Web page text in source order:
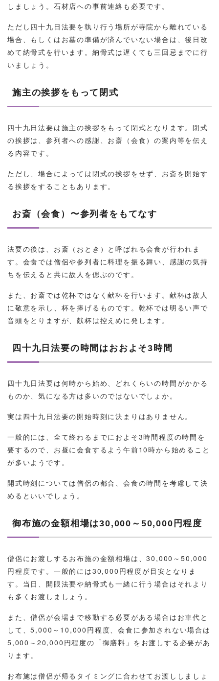
しましょう。石材店への事前連絡も必要です。
ただし四十九日法要を執り行う場所が寺院から離れている
場合、もしくはお墓の準備が済んでいない場合は、後日改
めて納骨式を行います。納骨式は遅くても三回忌までに行
いましょう。
施主の挨拶をもって閉式
四十九日法要は施主の挨拶をもって閉式となります。閉式
の挨拶は、参列者への感謝、お斎（会食）の案内等を伝え
る内容です。
ただし、場合によっては閉式の挨拶をせず、お斎を開始す
る挨拶をすることもあります。
お斎（会食）〜参列者をもてなす
法要の後は、お斎（おとき）と呼ばれる会食が行われま
す。会食では僧侶や参列者に料理を振る舞い、感謝の気持
ちを伝えると共に故人を偲ぶのです。
また、お斎では乾杯ではなく献杯を行います。献杯は故人
に敬意を示し、杯を捧げるものです。乾杯では明るい声で
音頭をとりますが、献杯は控えめに発します。
四十九日法要の時間はおおよそ3時間
四十九日法要は何時から始め、どれくらいの時間がかかる
ものか、気になる方は多いのではないでしょか。
実は四十九日法要の開始時刻に決まりはありません。
一般的には、全て終わるまでにおよそ3時間程度の時間を
要するので、お昼に会食するよう午前10時から始めること
が多いようです。
開式時刻については僧侶の都合、会食の時間を考慮して決
めるといいでしょう。
御布施の金額相場は30,000～50,000円程度
僧侶にお渡しするお布施の金額相場は、30,000～50,000
円程度です。一般的には30,000円程度が目安となりま
す。当日、開眼法要や納骨式も一緒に行う場合はそれより
も多くお渡しましょう。
また、僧侶が会場まで移動する必要がある場合はお車代と
して、5,000～10,000円程度、会食に参加されない場合は
5,000～20,000円程度の「御膳料」をお渡しする必要があ
ります。
お布施は僧侶が帰るタイミングに合わせてお渡ししましょ